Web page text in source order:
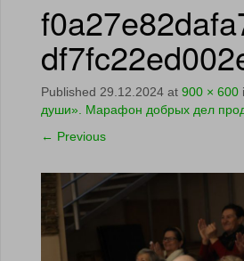
Published 29.12.2024 at 900 × 600
души». Марафон добрых дел
← Previous